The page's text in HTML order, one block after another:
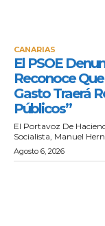
CANARIAS
El PSOE
Reconoce
Gasto Traerá
Públicos”
El Portavoz De
Socialista, Manuel
Agosto 6, 2026